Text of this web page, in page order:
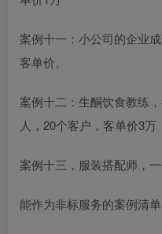
案例十一：小公司的企业
客单价。
案例十二：生酮饮食教练
人，20个客户，客单价3万
案例十三，服装搭配师，
能作为非标服务的案例清单